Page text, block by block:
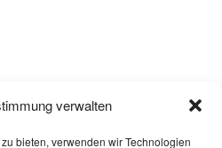
verwalten
bieten, verwenden wir Technologien